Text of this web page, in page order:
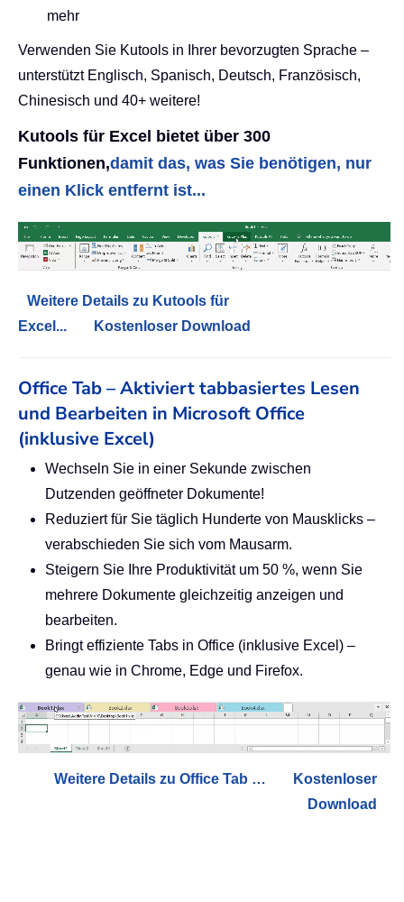
mehr
Verwenden Sie Kutools in Ihrer bevorzugten Sprache –
unterstützt Englisch, Spanisch, Deutsch, Französisch,
Chinesisch und 40+ weitere!
Kutools für Excel bietet über 300
Funktionen,damit das, was Sie benötigen, nur
einen Klick entfernt ist...
Weitere Details zu Kutools für
Excel...
Kostenloser Download
Office Tab – Aktiviert tabbasiertes Lesen
und Bearbeiten in Microsoft Office
(inklusive Excel)
Wechseln Sie in einer Sekunde zwischen
Dutzenden geöffneter Dokumente!
Reduziert für Sie täglich Hunderte von Mausklicks –
verabschieden Sie sich vom Mausarm.
Steigern Sie Ihre Produktivität um 50 %, wenn Sie
mehrere Dokumente gleichzeitig anzeigen und
bearbeiten.
Bringt effiziente Tabs in Office (inklusive Excel) –
genau wie in Chrome, Edge und Firefox.
Weitere Details zu Office Tab …
Kostenloser
Download